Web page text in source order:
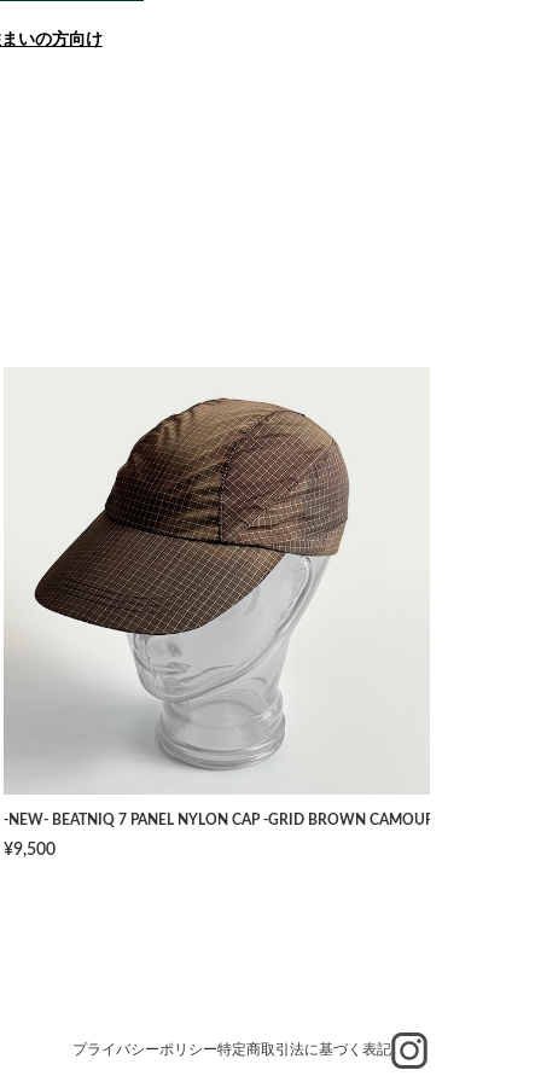
いの方向け
-NAVY- [W34]
-NEW- BEATNIQ 7 PANEL NYLON CAP -GRID BROWN CAMOUFLAGE- [ONE
¥9,500
プライバシーポリシー特定商取引法に基づく表記